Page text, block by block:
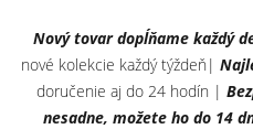
Nový tovar dopĺňame každý
nové kolekcie každý týždeň|
doručenie aj do 24 hodín |
nesadne, možete ho do 14